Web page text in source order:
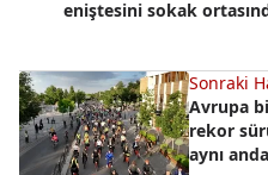
eniştesini sokak
Sonraki
Avrupa
rekor
aynı